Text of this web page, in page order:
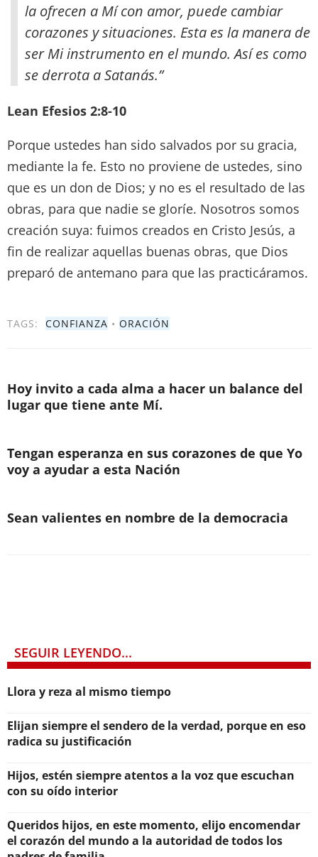
la ofrecen a Mí con amor, puede cambiar
corazones y situaciones. Esta es la manera de
ser Mi instrumento en el mundo. Así es como
se derrota a Satanás.”
Lean Efesios 2:8-10
Porque ustedes han sido salvados por su gracia,
mediante la fe. Esto no proviene de ustedes, sino
que es un don de Dios; y no es el resultado de las
obras, para que nadie se gloríe. Nosotros somos
creación suya: fuimos creados en Cristo Jesús, a
fin de realizar aquellas buenas obras, que Dios
preparó de antemano para que las practicáramos.
TAGS: CONFIANZA • ORACIÓN
Hoy invito a cada alma a hacer un balance del
lugar que tiene ante Mí.
Tengan esperanza en sus corazones de que Yo
voy a ayudar a esta Nación
Sean valientes en nombre de la democracia
SEGUIR LEYENDO...
Llora y reza al mismo tiempo
Elijan siempre el sendero de la verdad, porque en eso
radica su justificación
Hijos, estén siempre atentos a la voz que escuchan
con su oído interior
Queridos hijos, en este momento, elijo encomendar
el corazón del mundo a la autoridad de todos los